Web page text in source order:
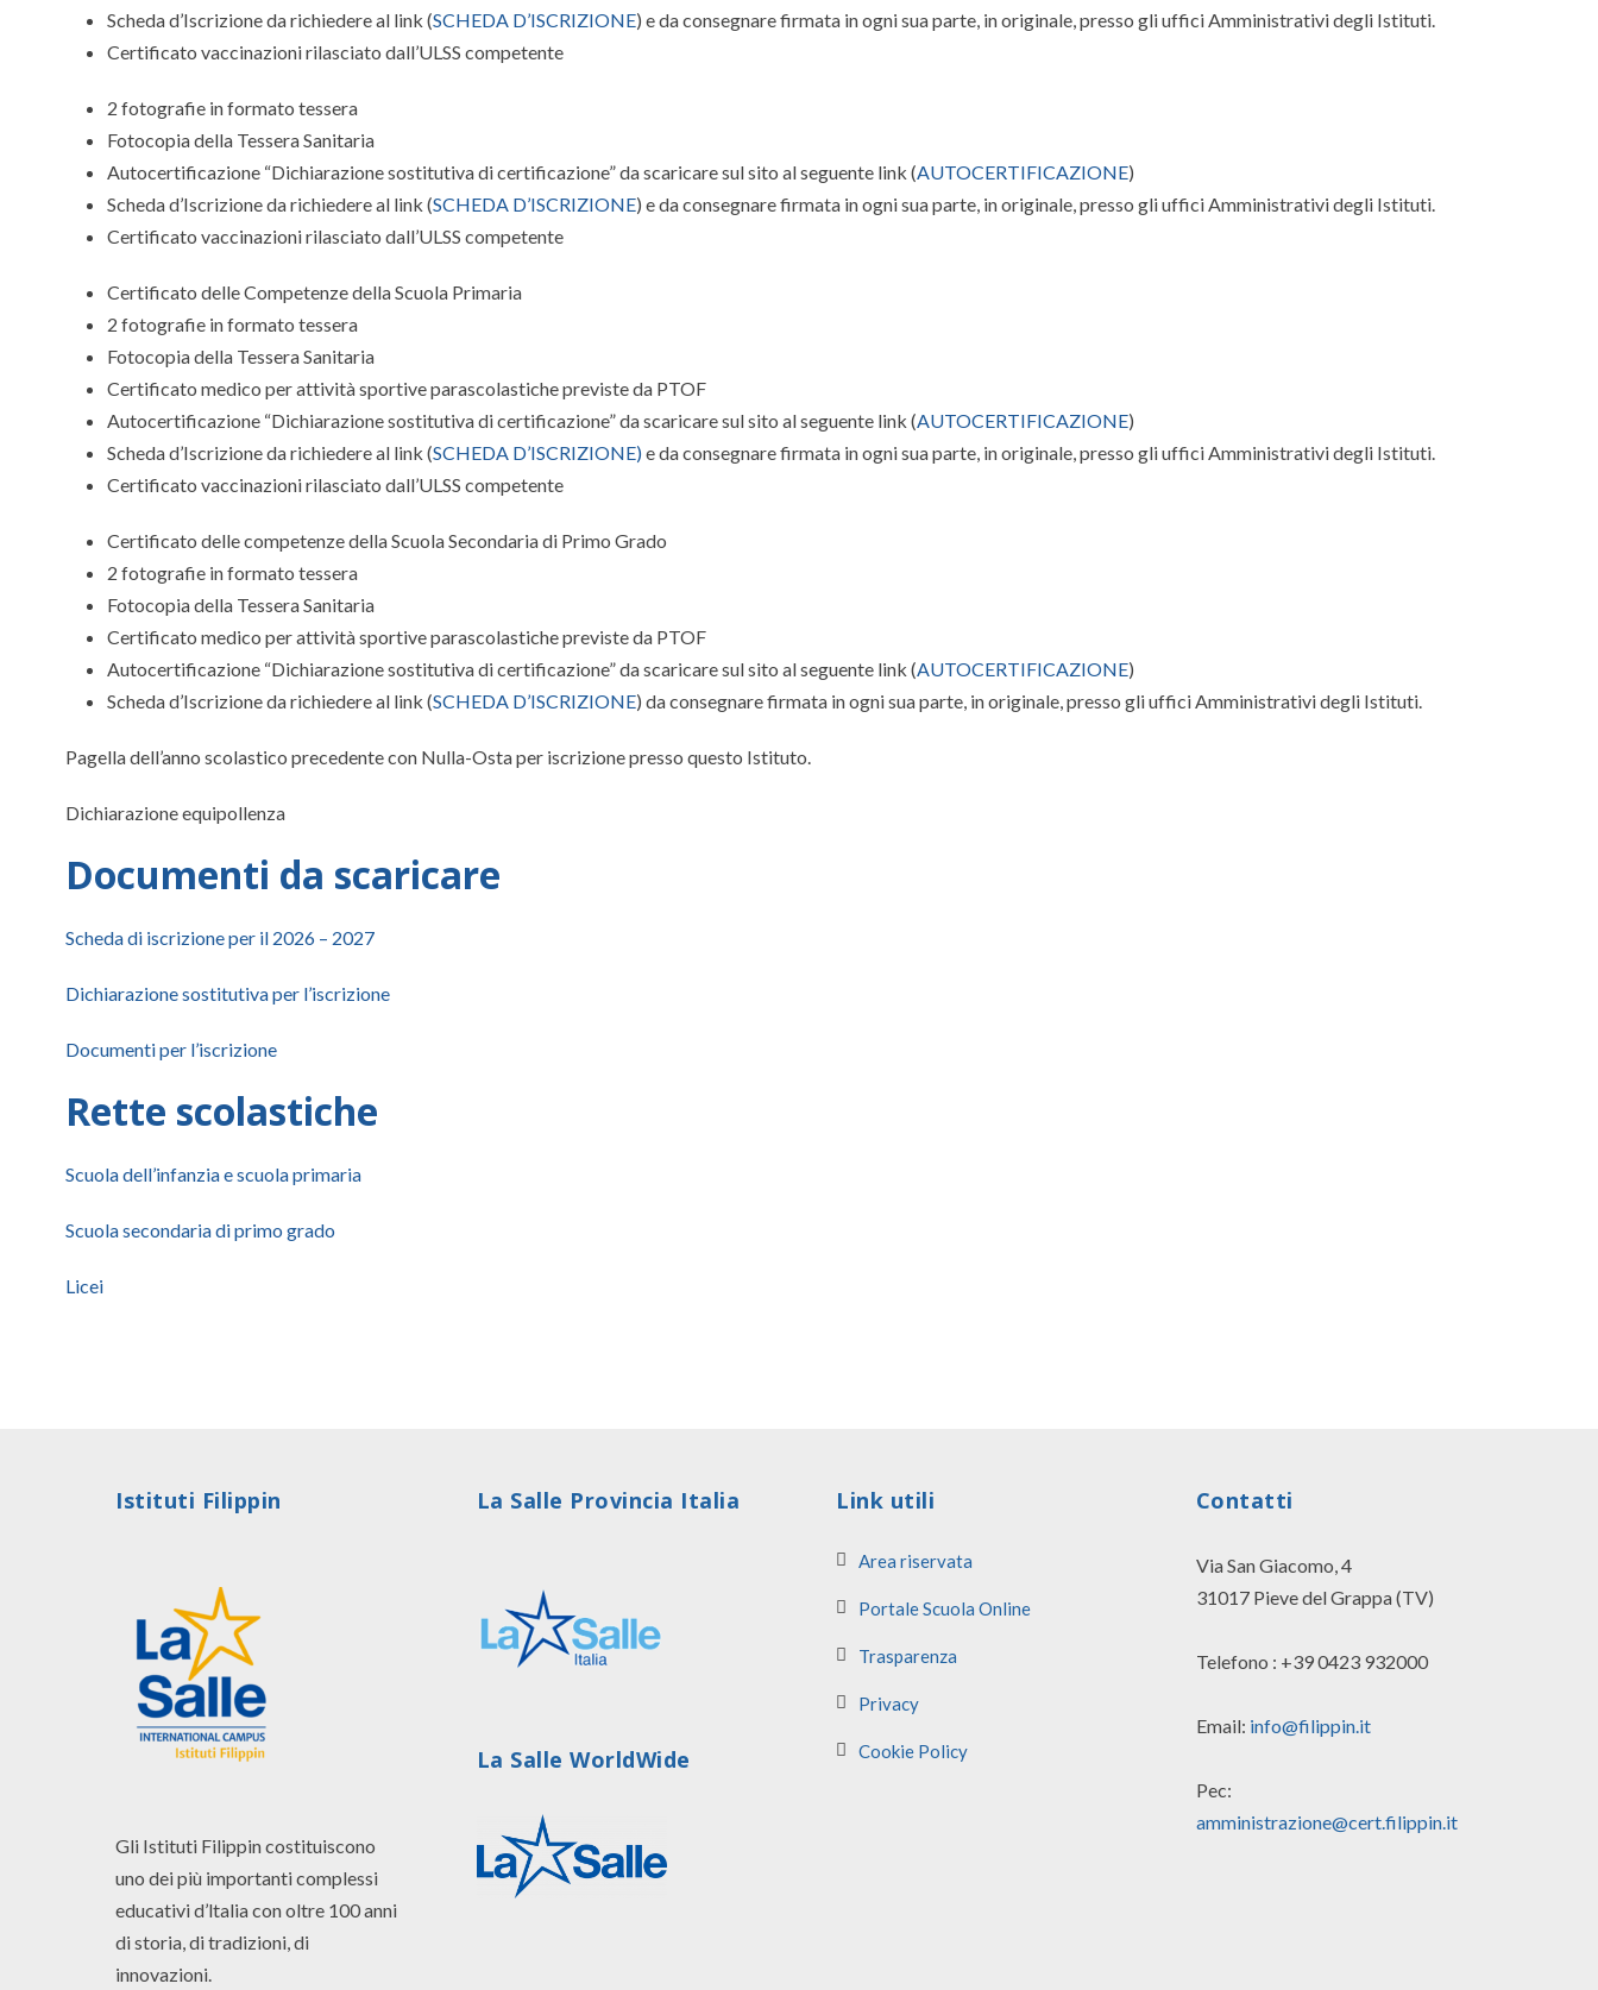
Scheda d’Iscrizione da richiedere al link (SCHEDA D’ISCRIZIONE) e da consegnare firmata in ogni sua parte, in originale, presso gli uffici Amministrativi degli Istituti.
Certificato vaccinazioni rilasciato dall’ULSS competente
2 fotografie in formato tessera
Fotocopia della Tessera Sanitaria
Autocertificazione “Dichiarazione sostitutiva di certificazione” da scaricare sul sito al seguente link (AUTOCERTIFICAZIONE)
Scheda d’Iscrizione da richiedere al link (SCHEDA D’ISCRIZIONE) e da consegnare firmata in ogni sua parte, in originale, presso gli uffici Amministrativi degli Istituti.
Certificato vaccinazioni rilasciato dall’ULSS competente
Certificato delle Competenze della Scuola Primaria
2 fotografie in formato tessera
Fotocopia della Tessera Sanitaria
Certificato medico per attività sportive parascolastiche previste da PTOF
Autocertificazione “Dichiarazione sostitutiva di certificazione” da scaricare sul sito al seguente link (AUTOCERTIFICAZIONE)
Scheda d’Iscrizione da richiedere al link (SCHEDA D’ISCRIZIONE)e da consegnare firmata in ogni sua parte, in originale, presso gli uffici Amministrativi degli Istituti.
Certificato vaccinazioni rilasciato dall’ULSS competente
Certificato delle competenze della Scuola Secondaria di Primo Grado
2 fotografie in formato tessera
Fotocopia della Tessera Sanitaria
Certificato medico per attività sportive parascolastiche previste da PTOF
Autocertificazione “Dichiarazione sostitutiva di certificazione” da scaricare sul sito al seguente link (AUTOCERTIFICAZIONE)
Scheda d’Iscrizione da richiedere al link (SCHEDA D’ISCRIZIONE) da consegnare firmata in ogni sua parte, in originale, presso gli uffici Amministrativi degli Istituti.
Pagella dell’anno scolastico precedente con Nulla-Osta per iscrizione presso questo Istituto.
Dichiarazione equipollenza
Documenti da scaricare
Scheda di iscrizione per il 2026 – 2027
Dichiarazione sostitutiva per l’iscrizione
Documenti per l’iscrizione
Rette scolastiche
Scuola dell’infanzia e scuola primaria
Scuola secondaria di primo grado
Licei
Istituti Filippin
Gli Istituti Filippin costituiscono
uno dei più importanti complessi
educativi d’ltalia con oltre 100 anni
di storia, di tradizioni, di
innovazioni.
La Salle Provincia Italia
La Salle WorldWide
Link utili
Area riservata
Portale Scuola Online
Trasparenza
Privacy
Cookie Policy
Contatti
Via San Giacomo, 4
31017 Pieve del Grappa (TV)
Telefono : +39 0423 932000
Email: info@filippin.it
Pec:
amministrazione@cert.filippin.it